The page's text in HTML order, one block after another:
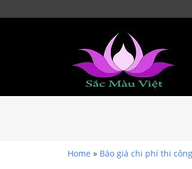
Home » Báo giá chi phí thi